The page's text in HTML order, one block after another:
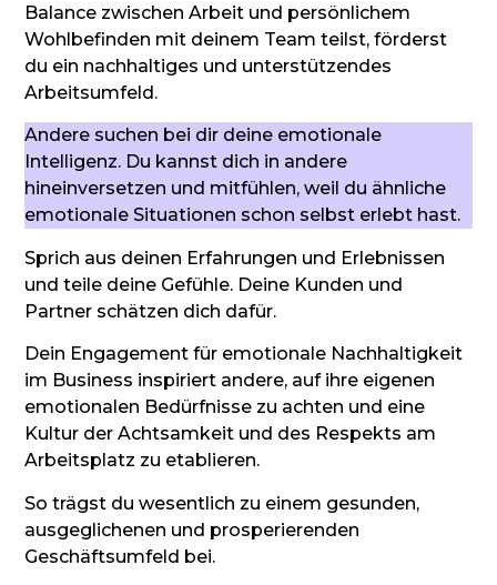
Balance zwischen Arbeit und persönlichem
Wohlbefinden mit deinem Team teilst, förderst
du ein nachhaltiges und unterstützendes
Arbeitsumfeld.
Andere suchen bei dir deine emotionale
Intelligenz. Du kannst dich in andere
hineinversetzen und mitfühlen, weil du ähnliche
emotionale Situationen schon selbst erlebt hast.
Sprich aus deinen Erfahrungen und Erlebnissen
und teile deine Gefühle. Deine Kunden und
Partner schätzen dich dafür.
Dein Engagement für emotionale Nachhaltigkeit
im Business inspiriert andere, auf ihre eigenen
emotionalen Bedürfnisse zu achten und eine
Kultur der Achtsamkeit und des Respekts am
Arbeitsplatz zu etablieren.
So trägst du wesentlich zu einem gesunden,
ausgeglichenen und prosperierenden
Geschäftsumfeld bei.